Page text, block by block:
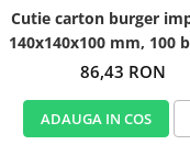
Cutie carton burger
140x140x100 mm, 100
86,43 RON
ADAUGA IN COS